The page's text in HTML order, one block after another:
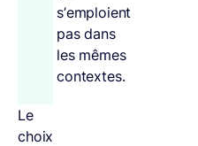
s’emploient
pas dans
les mêmes
contextes.
Le
choix